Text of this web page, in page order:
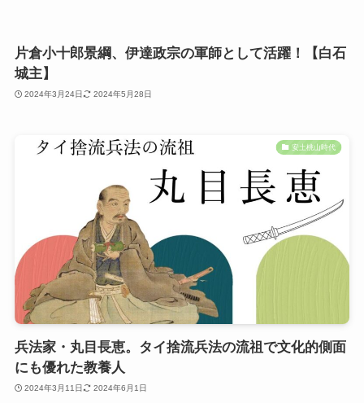
片倉小十郎景綱、伊達政宗の軍師として活躍！【白石
城主】
2024年3月24日 2024年5月28日
安土桃山時代
兵法家・丸目長恵。タイ捨流兵法の流祖で文化的側面
にも優れた教養人
2024年3月11日 2024年6月1日